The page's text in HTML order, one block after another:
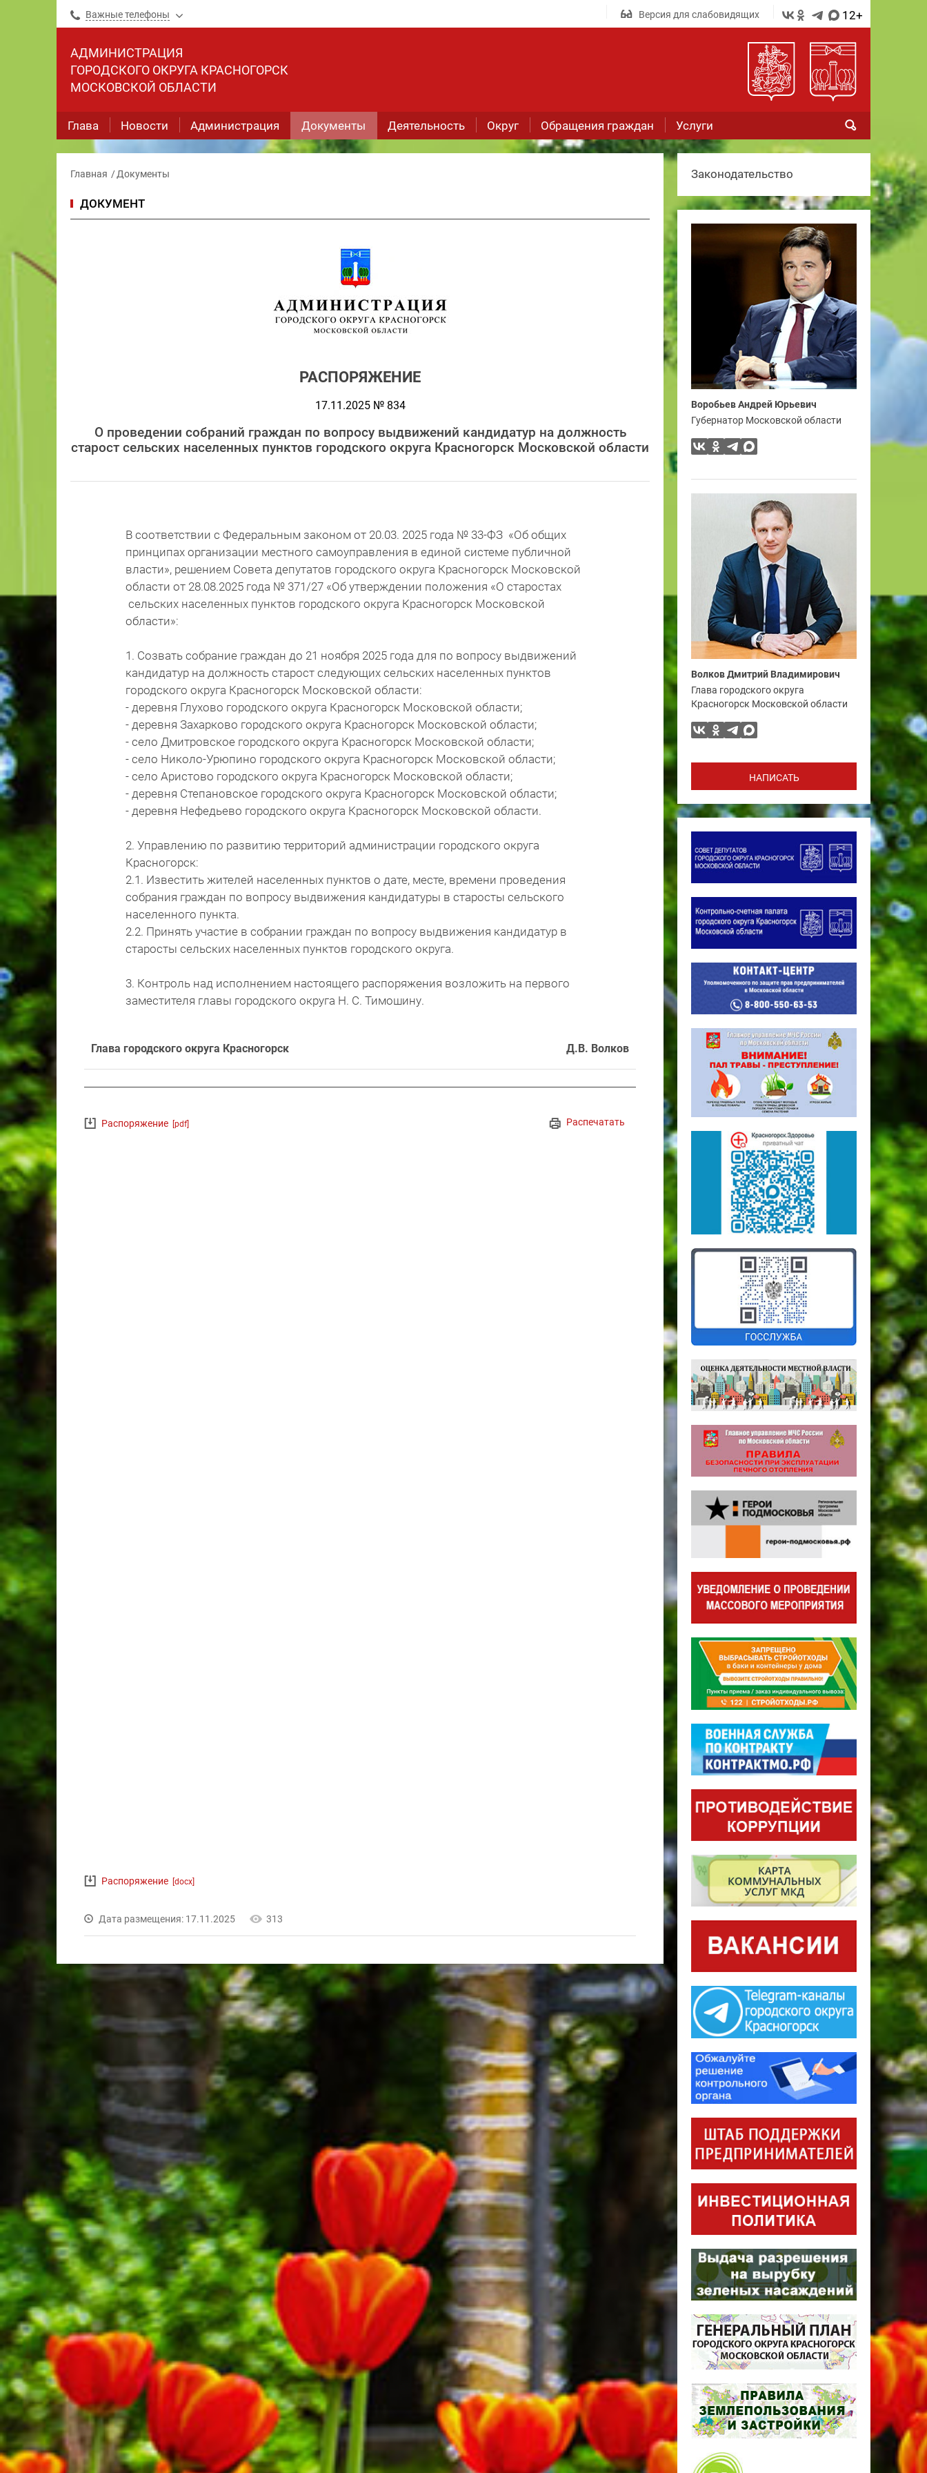
Важные телефоны Версия для слабовидящих 12+
АДМИНИСТРАЦИЯ
ГОРОДСКОГО ОКРУГА КРАСНОГОРСК
МОСКОВСКОЙ ОБЛАСТИ
Глава Новости Администрация Документы Деятельность Округ Обращения граждан Услуги
Главная Документы
ДОКУМЕНТ
РАСПОРЯЖЕНИЕ
17.11.2025 № 834
О проведении собраний граждан по вопросу выдвижений кандидатур на должность
старост сельских населенных пунктов городского округа Красногорск Московской области
В соответствии с Федеральным законом от 20.03. 2025 года № 33-ФЗ «Об общих
принципах организации местного самоуправления в единой системе публичной
власти», решением Совета депутатов городского округа Красногорск Московской
области от 28.08.2025 года № 371/27 «Об утверждении положения «О старостах
сельских населенных пунктов городского округа Красногорск Московской
области»:
1. Созвать собрание граждан до 21 ноября 2025 года для по вопросу выдвижений
кандидатур на должность старост следующих сельских населенных пунктов
городского округа Красногорск Московской области:
- деревня Глухово городского округа Красногорск Московской области;
- деревня Захарково городского округа Красногорск Московской области;
- село Дмитровское городского округа Красногорск Московской области;
- село Николо-Урюпино городского округа Красногорск Московской области;
- село Аристово городского округа Красногорск Московской области;
- деревня Степановское городского округа Красногорск Московской области;
- деревня Нефедьево городского округа Красногорск Московской области.
2. Управлению по развитию территорий администрации городского округа
Красногорск:
2.1. Известить жителей населенных пунктов о дате, месте, времени проведения
собрания граждан по вопросу выдвижения кандидатуры в старосты сельского
населенного пункта.
2.2. Принять участие в собрании граждан по вопросу выдвижения кандидатур в
старосты сельских населенных пунктов городского округа.
3. Контроль над исполнением настоящего распоряжения возложить на первого
заместителя главы городского округа Н. С. Тимошину.
Глава городского округа Красногорск Д.В. Волков
Распечатать
Распоряжение [pdf]
Распоряжение [docx]
Дата размещения: 17.11.2025 313
Законодательство
Воробьев Андрей Юрьевич
Губернатор Московской области
Волков Дмитрий Владимирович
Глава городского округа
Красногорск Московской области
НАПИСАТЬ